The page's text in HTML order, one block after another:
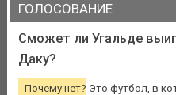
ГОЛОСОВАНИЕ
Сможет ли Угальде
Даку?
Почему нет? Это футбол, в